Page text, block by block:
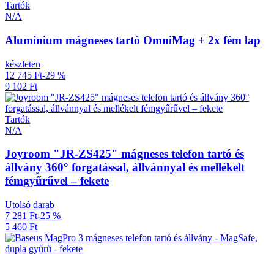
Tartók
N/A
Alumínium mágneses tartó OmniMag + 2x fém lap
készleten
12 745 Ft-29 %
9 102 Ft
Tartók
N/A
Joyroom "JR-ZS425" mágneses telefon tartó és
állvány 360° forgatással, állvánnyal és mellékelt
fémgyűrűvel – fekete
Utolsó darab
7 281 Ft-25 %
5 460 Ft